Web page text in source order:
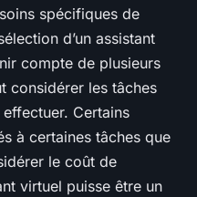
spécifiques de
d’un assistant
compte de plusieurs
considérer les tâches
effectuer. Certains
à certaines tâches que
le coût de
virtuel puisse être un